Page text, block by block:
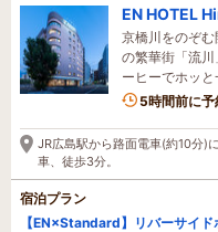
EN HOTEL
京橋川をのぞ
の繁華街「流
ーヒーでホッと
9名がこの宿
5時間前に予
JR広島駅から路面電車(約10分)
車、徒歩3分。
宿泊プラン
【EN×Standard】リバーサイ